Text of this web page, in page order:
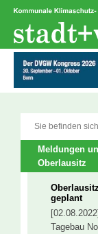
Zum
springen
Sie befinden
Meldungen
Oberlausitz
geplant
Tagebau